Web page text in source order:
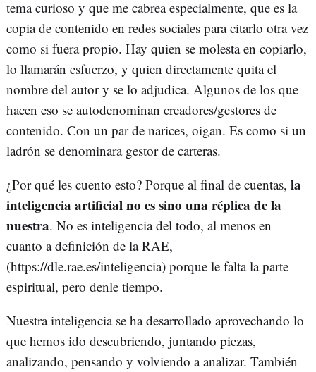
tema curioso y que me cabrea especialmente, que es la
copia de contenido en redes sociales para citarlo otra vez
como si fuera propio. Hay quien se molesta en copiarlo,
lo llamarán esfuerzo, y quien directamente quita el
nombre del autor y se lo adjudica. Algunos de los que
hacen eso se autodenominan creadores/gestores de
contenido. Con un par de narices, oigan. Es como si un
ladrón se denominara gestor de carteras.
¿Por qué les cuento esto? Porque al final de cuentas, la
inteligencia artificial no es sino una réplica de la
nuestra. No es inteligencia del todo, al menos en
cuanto a definición de la RAE,
(https://dle.rae.es/inteligencia) porque le falta la parte
espiritual, pero denle tiempo.
Nuestra inteligencia se ha desarrollado aprovechando lo
que hemos ido descubriendo, juntando piezas,
analizando, pensando y volviendo a analizar. También